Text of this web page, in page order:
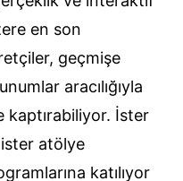
en son
geçmişe
aracılığıyla
kaptırabiliyor. İster
atölye
katılıyor